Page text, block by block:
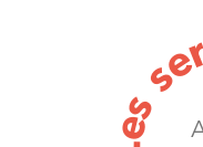
e
s
s
e